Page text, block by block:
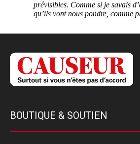
BOUTIQUE & SOUTIEN